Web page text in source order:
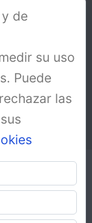
2019
de
su uso
Puede
las